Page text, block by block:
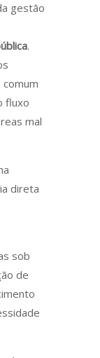
gestão
.
fluxo
mal
direta
sob
de